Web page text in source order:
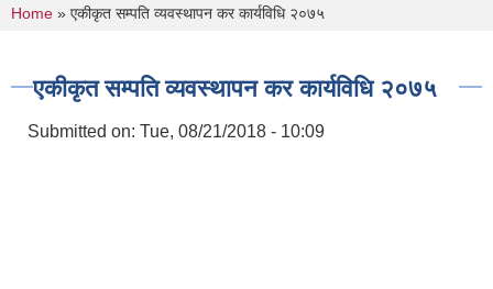
You are here
Home » एकीकृत सम्पति व्यवस्थापन कर कार्यविधि २०७५
एकीकृत सम्पति व्यवस्थापन कर कार्यविधि २०७५
Submitted on: Tue, 08/21/2018 - 10:09